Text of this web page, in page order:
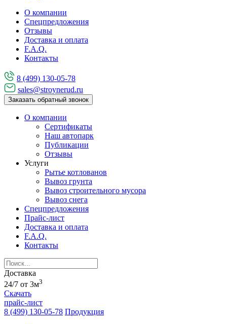
О компании
Спецпредложения
Отзывы
Доставка и оплата
F.A.Q.
Контакты
8 (499) 130-05-78
sales@stroynerud.ru
Заказать обратный звонок
О компании
Сертификаты
Наш автопарк
Публикации
Отзывы
Услуги
Рытье котлованов
Вывоз грунта
Вывоз строительного мусора
Вывоз снега
Спецпредложения
Прайс-лист
Доставка и оплата
F.A.Q.
Контакты
Доставка
24/7 от 3м3
Скачать
прайс-лист
8 (499) 130-05-78 Продукция